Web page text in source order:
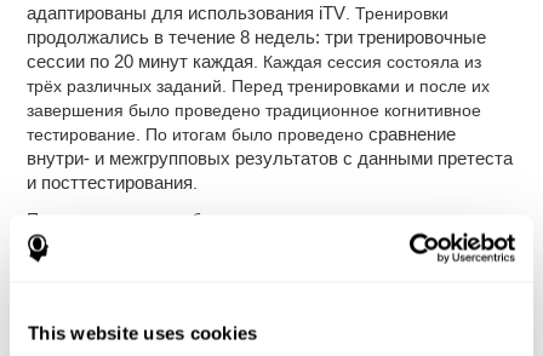
This website uses cookies
адаптированы для использования iTV . Тренировки
продолжались в течение 8 недель: три тренировочные
сессии по 20 минут каждая . Каждая сессия состояла из
трёх различных заданий. Перед тренировками и после их
завершения было проведено традиционное когнитивное
тестирование. По итогам было проведеносравнение
внутри- и межгрупповых результатов с данными претеста
и посттестирования
После завершения сбора данных исследования мы можем
скачать на свой компьютер результаты каждого участника
для дальнейшего анализа.
контрольной группе